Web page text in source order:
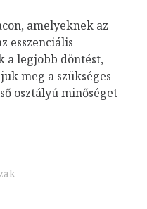
amelyeknek az
esszenciális
a legjobb döntést,
meg a szükséges
osztályú minőséget